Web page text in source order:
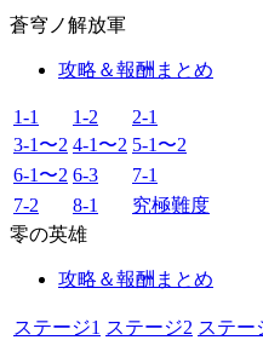
蒼穹ノ解放軍
攻略＆報酬まとめ
1-1 1-2
2-1
3-1〜2 4-1〜2 5-1〜2
6-1〜2 6-3
7-1
7-2
8-1
究極難度
零の英雄
攻略＆報酬まとめ
ステージ1 ステージ2 ステー